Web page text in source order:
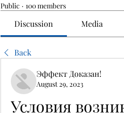
Public · 100 members
Discussion Media
Back
Эффект Доказан!
August 29, 2023
Условия